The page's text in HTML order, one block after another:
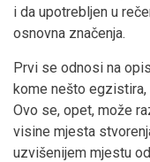
i da upotrebljen u
osnovna značenja.
Prvi se odnosi na
kome nešto
Ovo se, opet, može
visine mjesta
uzvišenijem mjestu